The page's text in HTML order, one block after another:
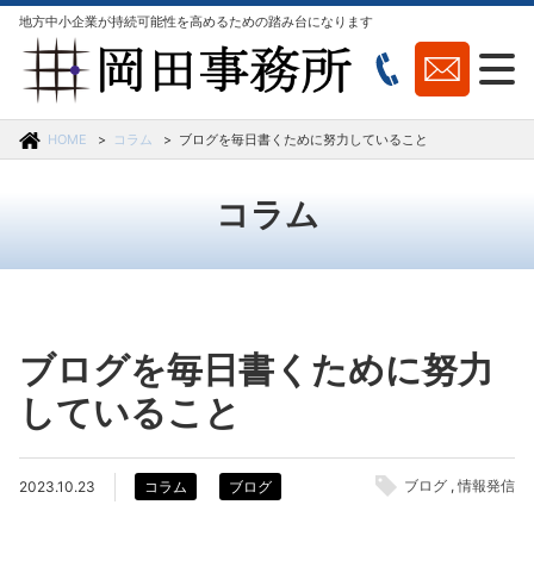
地方中小企業が持続可能性を高めるための踏み台になります
HOME コラム ブログを毎日書くために努力していること
コラム
ブログを毎日書くために努力
していること
2023.10.23 コラム ブログ ブログ 情報発信